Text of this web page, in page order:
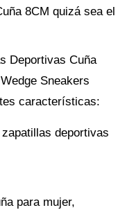
8CM quizá sea el
Deportivas Cuña
Sneakers
características:
deportivas
para mujer,